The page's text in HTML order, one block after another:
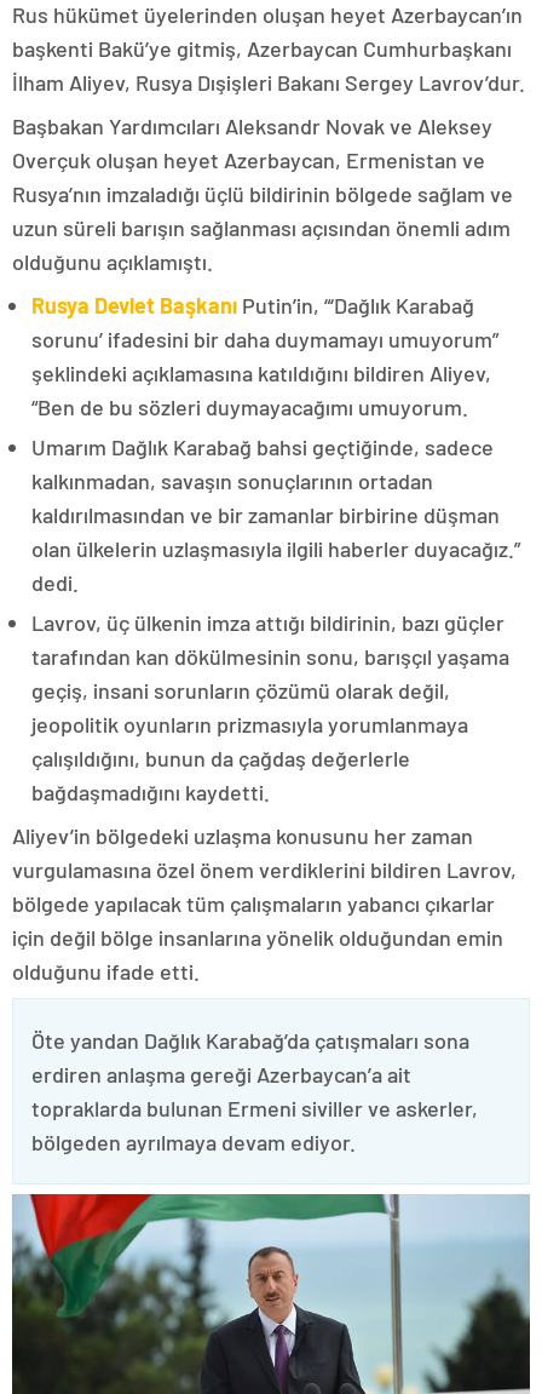
Rus hükümet üyelerinden oluşan heyet Azerbaycan’ın
başkenti Bakü’ye gitmiş, Azerbaycan Cumhurbaşkanı
İlham Aliyev, Rusya Dışişleri Bakanı Sergey Lavrov’dur.
Başbakan Yardımcıları Aleksandr Novak ve Aleksey
Overçuk oluşan heyet Azerbaycan, Ermenistan ve
Rusya’nın imzaladığı üçlü bildirinin bölgede sağlam ve
uzun süreli barışın sağlanması açısından önemli adım
olduğunu açıklamıştı.
Rusya Devlet Başkanı Putin’in, “‘Dağlık Karabağ
sorunu’ ifadesini bir daha duymamayı umuyorum”
şeklindeki açıklamasına katıldığını bildiren Aliyev,
“Ben de bu sözleri duymayacağımı umuyorum.
Umarım Dağlık Karabağ bahsi geçtiğinde, sadece
kalkınmadan, savaşın sonuçlarının ortadan
kaldırılmasından ve bir zamanlar birbirine düşman
olan ülkelerin uzlaşmasıyla ilgili haberler duyacağız.”
dedi.
Lavrov, üç ülkenin imza attığı bildirinin, bazı güçler
tarafından kan dökülmesinin sonu, barışçıl yaşama
geçiş, insani sorunların çözümü olarak değil,
jeopolitik oyunların prizmasıyla yorumlanmaya
çalışıldığını, bunun da çağdaş değerlerle
bağdaşmadığını kaydetti.
Aliyev’in bölgedeki uzlaşma konusunu her zaman
vurgulamasına özel önem verdiklerini bildiren Lavrov,
bölgede yapılacak tüm çalışmaların yabancı çıkarlar
için değil bölge insanlarına yönelik olduğundan emin
olduğunu ifade etti.
Öte yandan Dağlık Karabağ’da çatışmaları sona
erdiren anlaşma gereği Azerbaycan’a ait
topraklarda bulunan Ermeni siviller ve askerler,
bölgeden ayrılmaya devam ediyor.